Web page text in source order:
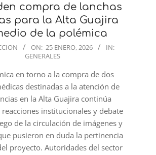
compra de lanchas
para la Alta Guajira
de la polémica
ON: 25 ENERO, 2026
IN:
GENERALES
en torno a la compra de dos
destinadas a la atención de
en la Alta Guajira continúa
institucionales y debate
de la circulación de imágenes y
pusieron en duda la pertinencia
proyecto. Autoridades del sector